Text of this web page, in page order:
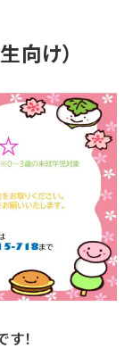
向け）
！